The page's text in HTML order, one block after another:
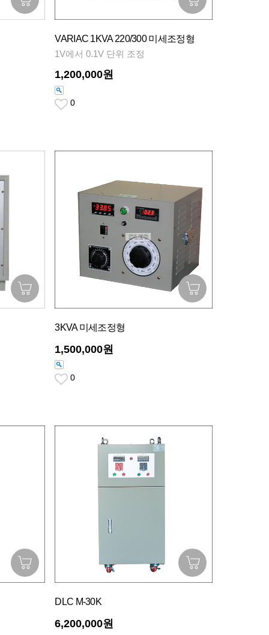
VARIAC 1KVA 220/300 미세조정형
1V에서 0.1V 단위 조정
1,200,000원
0
3KVA 미세조정형
1,500,000원
0
DLC M-30K
6,200,000원